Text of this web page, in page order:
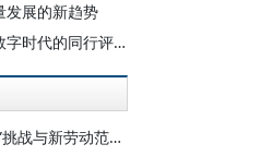
发展的新趋势
张耀铭：挑战与进路：数字时代的同行评议
杨力：法律科技的“破窗”挑战与新劳动范式认识论